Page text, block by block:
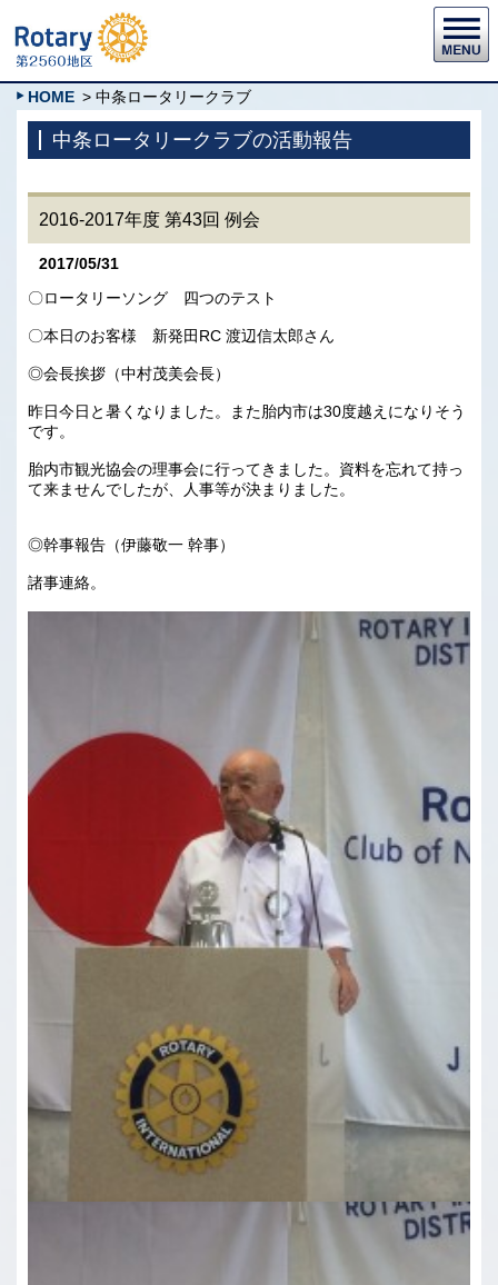
HOME > 中条ロータリークラブ
中条ロータリークラブの活動報告
2016-2017年度 第43回 例会
2017/05/31
〇ロータリーソング 四つのテスト
〇本日のお客様 新発田RC 渡辺信太郎さん
◎会長挨拶（中村茂美会長）
昨日今日と暑くなりました。また胎内市は30度越えになりそう
です。
胎内市観光協会の理事会に行ってきました。資料を忘れて持っ
て来ませんでしたが、人事等が決まりました。
◎幹事報告（伊藤敬一 幹事）
諸事連絡。